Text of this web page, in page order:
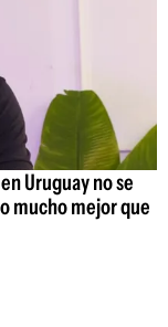
Uruguay no se
mucho mejor que